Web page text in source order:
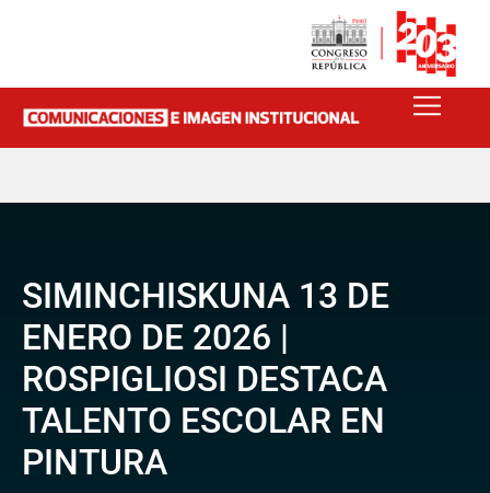
SIMINCHISKUNA 13 DE
ENERO DE 2026 |
ROSPIGLIOSI DESTACA
TALENTO ESCOLAR EN
PINTURA